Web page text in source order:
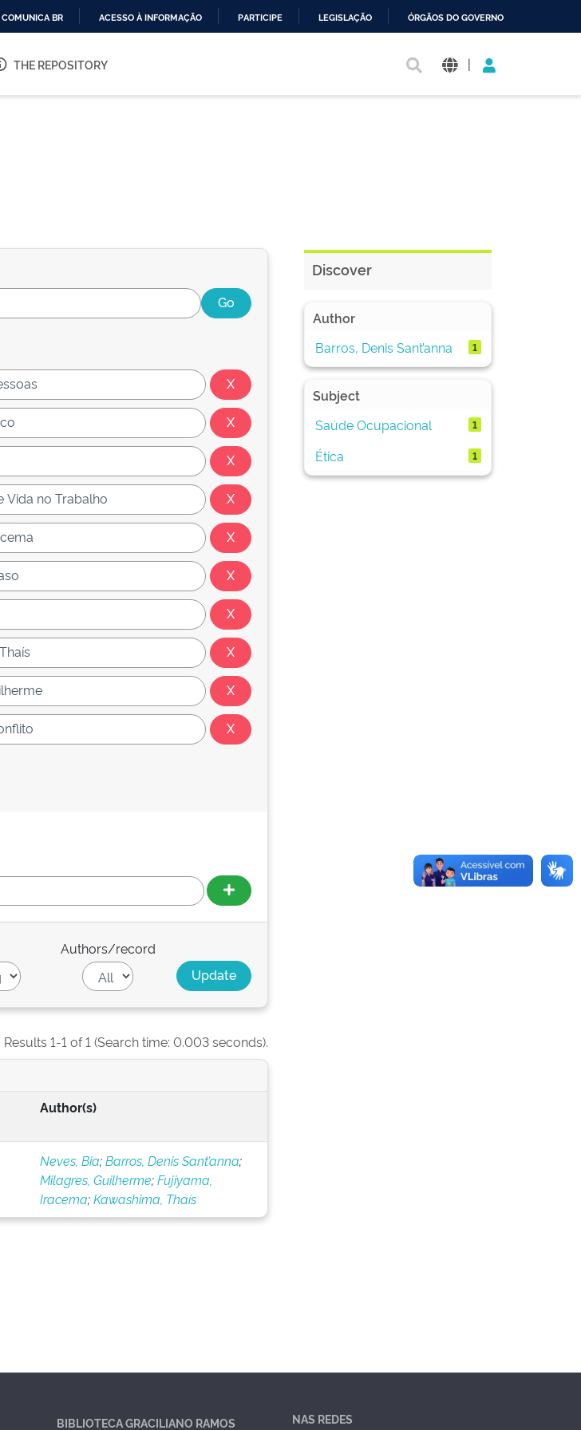
O
COMUNICA BR ACESSO À INFORMAÇÃO PARTICIPE LEGISLAÇÃO ÓRGÃOS DO GOVERNO
THE REPOSITORY |
Authors/record
Results 1-1 of 1 (Search time: 0.003 seconds).
Author(s)
Neves, Bia;Barros, Denis Sant’anna;
Milagres, Guilherme;Fujiyama,
Iracema;Kawashima, Thaís
Discover
Author
Barros, Denis Sant’anna
1
Subject
Saúde Ocupacional
1
Ética 1
BIBLIOTECA GRACILIANO RAMOS NAS REDES